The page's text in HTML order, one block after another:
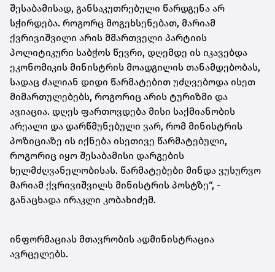
შესაბამისად, განსაკუთრებული წარდგენა არ
სჭირდება. როგორც მოგეხსენებათ, მარიამ
ქვრივიშვილი არის მმართველი პარტიის
პოლიტიკური საბჭოს წევრი, დღემდე ის იკავებდა
ეკონომიკის მინისტრის მოადგილის თანამდებობას,
სადაც ძალიან დიდი წარმატებით უძღვებოდა ისეთ
მიმართულებებს, როგორიც არის ტურიზმი და
ავიაცია. დღეს ფართოვდება მისი საქმიანობის
არეალი და დარწმუნებული ვარ, რომ მინისტრის
პოზიციაზე ის იქნება ისეთივე წარმატებული,
როგორიც იყო შესაბამისი დარგების
ხელმძღვანელობისას. წარმატებები მინდა ვუსურვო
მარიამ ქვრივიშვილს მინისტრის პოსტზე“, -
განაცხადა ირაკლი კობახიძემ.
ინფორმაციას მთავრობის ადმინისტრაცია
ავრცელებს.